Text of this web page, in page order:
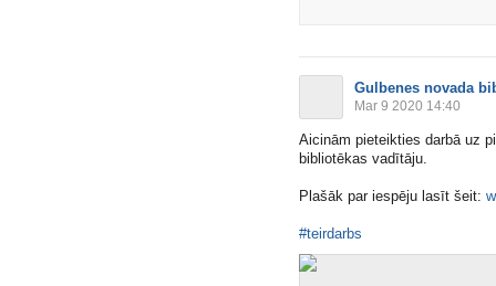
Gulbenes novada
Mar 9 2020 14:40
Aicinām pieteikties darbā uz
bibliotēkas vadītāju.
Plašāk par iespēju lasīt šeit:
#teirdarbs